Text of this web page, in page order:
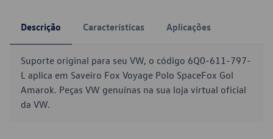
Descrição Características Aplicações
Suporte original para seu VW, o código 6Q0-611-797-
L aplica em Saveiro Fox Voyage Polo SpaceFox Gol
Amarok. Peças VW genuínas na sua loja virtual oficial
da VW.